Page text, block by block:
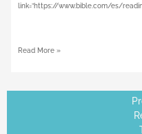
link=”https://www.bible.com/es/
Read More »